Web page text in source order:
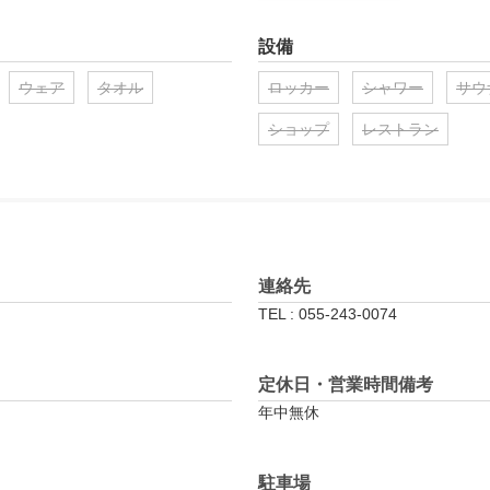
ウェア タオル
設備
ロッカー シャワー サウ
ショップ レストラン
連絡先
TEL : 055-243-0074
定休日・営業時間備考
年中無休
駐車場